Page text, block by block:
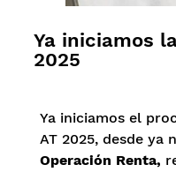
Ya iniciamos
2025
Ya iniciamos el
AT 2025, desde ya
Operación Renta,